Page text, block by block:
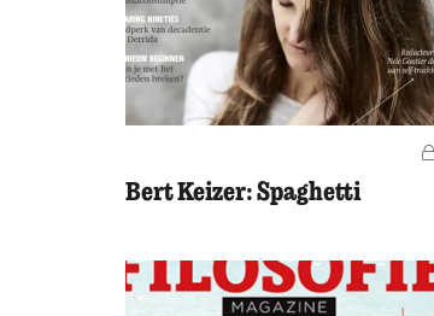
Bert Keizer: Spaghetti